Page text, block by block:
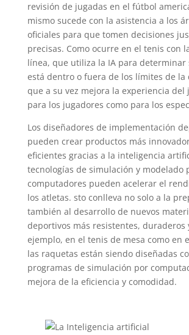
revisión de jugadas en el fútbol
mismo sucede con la asistencia a los
oficiales para que tomen decisiones
precisas. Como ocurre en el tenis con
línea, que utiliza la IA para determinar
está dentro o fuera de los límites de la
que a su vez mejora la experiencia del
para los jugadores como para los
Los diseñadores de implementación
pueden crear productos más
eficientes gracias a la inteligencia
tecnologías de simulación y modelado
computadores pueden acelerar el
los atletas. sto conlleva no solo a la
también al desarrollo de nuevos
deportivos más resistentes, duraderos
ejemplo, en el tenis de mesa como en
las raquetas están siendo diseñadas
programas de simulación por
mejora de la eficiencia y comodidad.